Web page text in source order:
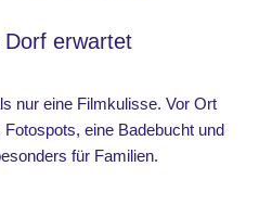
erwartet
nur eine Filmkulisse. Vor Ort
eine Badebucht und
für Familien.